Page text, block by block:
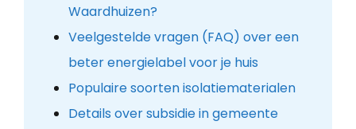
Waardhuizen?
Veelgestelde vragen (FAQ) over een
beter energielabel voor je huis
Populaire soorten isolatiematerialen
Details over subsidie in gemeente